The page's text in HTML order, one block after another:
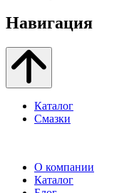
Навигация
Каталог
Смазки
О компании
Каталог